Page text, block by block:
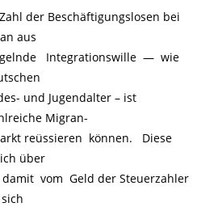
der Beschäftigungslosen bei
aus
Integrationswille — wie
und Jugendalter – ist
Migran-
reüssieren können. Diese
über
vom Geld der Steuerzahler